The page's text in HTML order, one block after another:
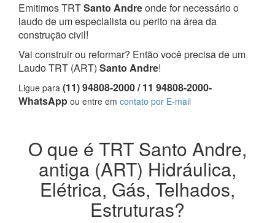
Emitimos TRTSanto Andreonde for necessário o
laudo de um especialista ou perito na área da
construção civil!
Vai construir ou reformar? Então você precisa de um
Laudo TRT (ART) Santo Andre!
Ligue para (11) 94808-2000 / 11 94808-2000-
WhatsApp ou entre em contato por E-mail
O que é TRT Santo Andre,
antiga (ART) Hidráulica,
Elétrica, Gás, Telhados,
Estruturas?